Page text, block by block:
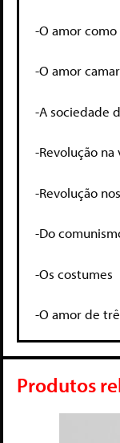
-O amor
-O amor
-A sociedade
-Revolução
-Revolução
-Do
-Os costumes
-O amor de
Produtos